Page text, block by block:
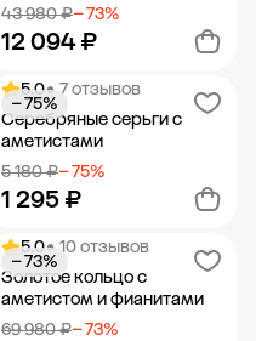
43 980 ₽− 73%
12 094 ₽
Добавить в корзину
5.0• 7 отзывов
Серебряные серьги с
аметистами
5 180 ₽− 75%
1 295 ₽
− 75%
Добавить в корзину
5.0• 10 отзывов
Золотое кольцо с
аметистом и фианитами
69 980 ₽− 73%
− 73%